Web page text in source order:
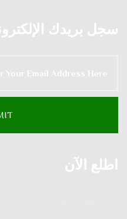
سجل بريدك
اطلع الآن